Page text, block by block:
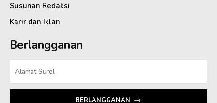
Susunan Redaksi
Karir dan Iklan
Berlangganan
BERLANGGANAN